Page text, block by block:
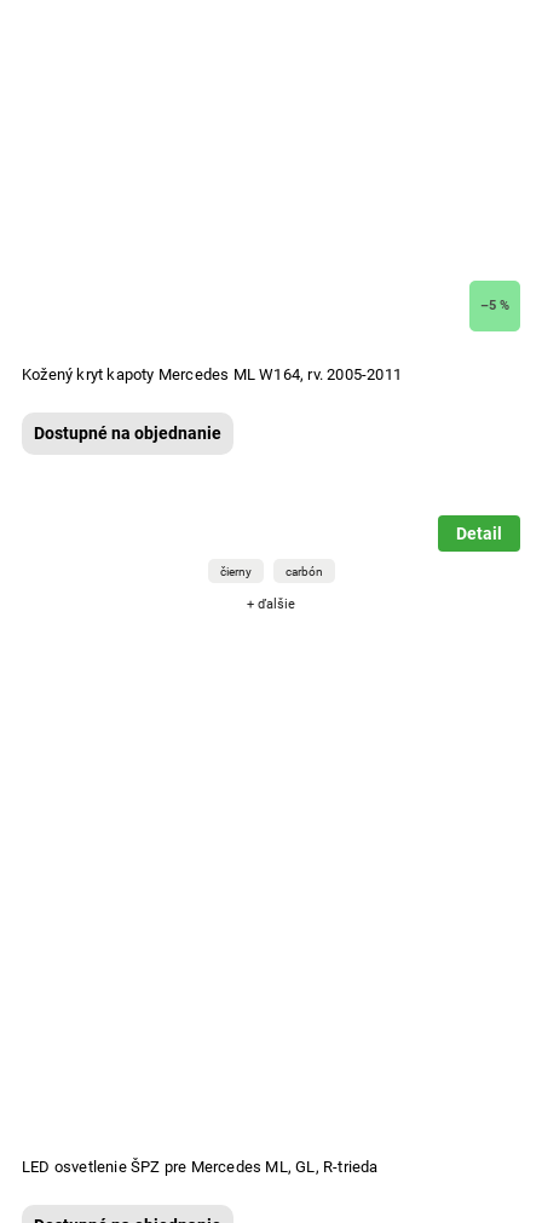
–5 %
Kožený kryt kapoty Mercedes ML W164, rv. 2005-2011
Dostupné na objednanie
Detail
čierny carbón
+ ďalšie
LED osvetlenie ŠPZ pre Mercedes ML, GL, R-trieda